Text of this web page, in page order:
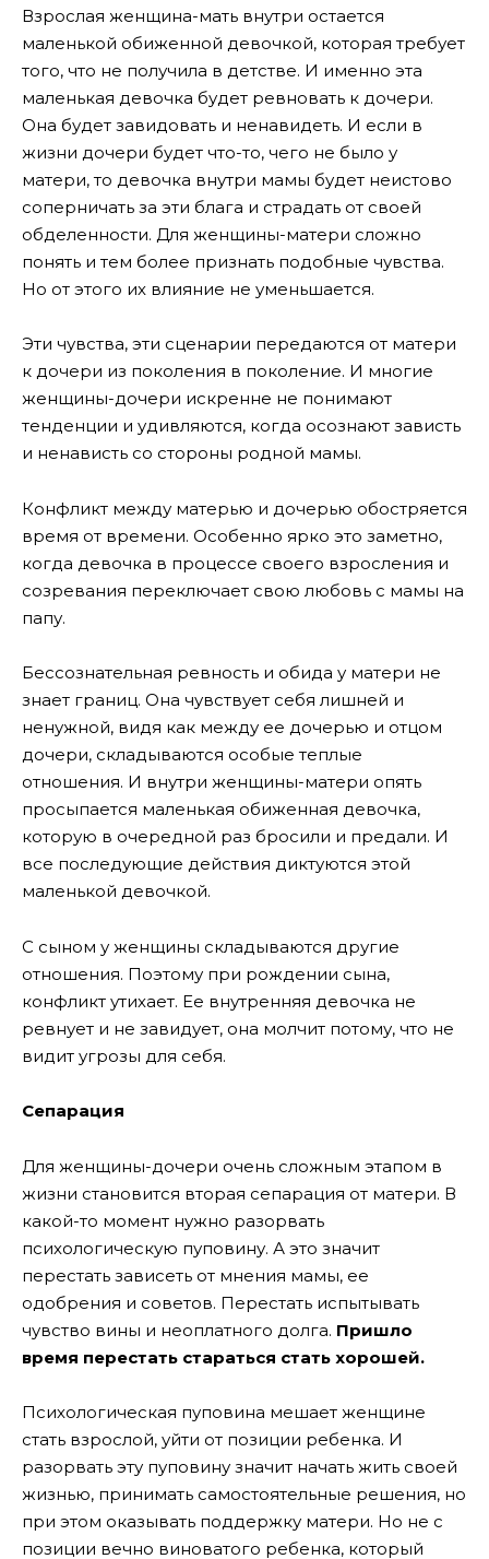
Взрослая женщина-мать внутри остается
маленькой обиженной девочкой, которая требует
того, что не получила в детстве. И именно эта
маленькая девочка будет ревновать к дочери.
Она будет завидовать и ненавидеть. И если в
жизни дочери будет что-то, чего не было у
матери, то девочка внутри мамы будет неистово
соперничать за эти блага и страдать от своей
обделенности. Для женщины-матери сложно
понять и тем более признать подобные чувства.
Но от этого их влияние не уменьшается.
Эти чувства, эти сценарии передаются от матери
к дочери из поколения в поколение. И многие
женщины-дочери искренне не понимают
тенденции и удивляются, когда осознают зависть
и ненависть со стороны родной мамы.
Конфликт между матерью и дочерью обостряется
время от времени. Особенно ярко это заметно,
когда девочка в процессе своего взросления и
созревания переключает свою любовь с мамы на
папу.
Бессознательная ревность и обида у матери не
знает границ. Она чувствует себя лишней и
ненужной, видя как между ее дочерью и отцом
дочери, складываются особые теплые
отношения. И внутри женщины-матери опять
просыпается маленькая обиженная девочка,
которую в очередной раз бросили и предали. И
все последующие действия диктуются этой
маленькой девочкой.
С сыном у женщины складываются другие
отношения. Поэтому при рождении сына,
конфликт утихает. Ее внутренняя девочка не
ревнует и не завидует, она молчит потому, что не
видит угрозы для себя.
Сепарация
Для женщины-дочери очень сложным этапом в
жизни становится вторая сепарация от матери. В
какой-то момент нужно разорвать
психологическую пуповину. А это значит
перестать зависеть от мнения мамы, ее
одобрения и советов. Перестать испытывать
чувство вины и неоплатного долга. Пришло
время перестать стараться стать хорошей.
Психологическая пуповина мешает женщине
стать взрослой, уйти от позиции ребенка. И
разорвать эту пуповину значит начать жить своей
жизнью, принимать самостоятельные решения, но
при этом оказывать поддержку матери. Но не с
позиции вечно виноватого ребенка, который